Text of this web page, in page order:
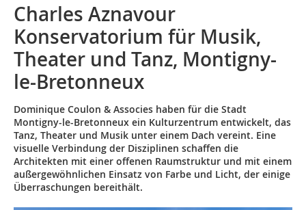
Charles Aznavour
Konservatorium für Musik,
Theater und Tanz, Montigny-
le-Bretonneux
Dominique Coulon & Associes haben für die Stadt
Montigny-le-Bretonneux ein Kulturzentrum entwickelt, das
Tanz, Theater und Musik unter einem Dach vereint. Eine
visuelle Verbindung der Disziplinen schaffen die
Architekten mit einer offenen Raumstruktur und mit einem
außergewöhnlichen Einsatz von Farbe und Licht, der einige
Überraschungen bereithält.